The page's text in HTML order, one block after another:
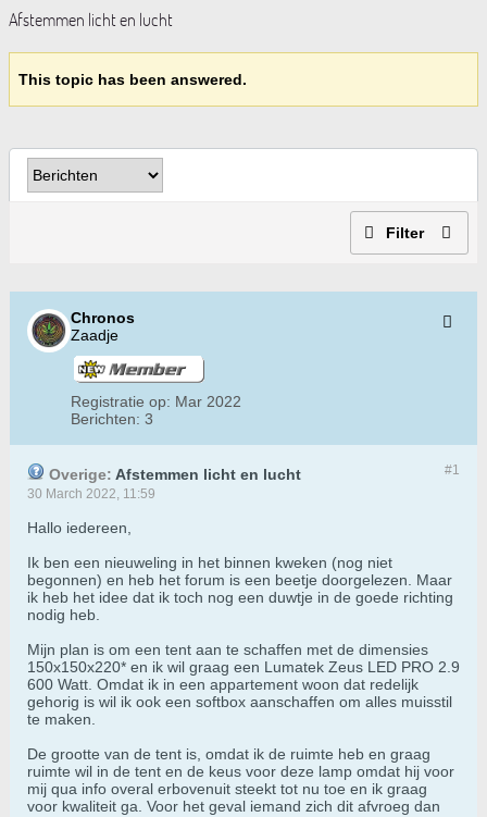
Afstemmen licht en lucht
This topic has been answered.
Filter
Chronos
Zaadje
Registratie op: Mar 2022
Berichten: 3
#1
Overige: Afstemmen licht en lucht
30 March 2022, 11:59
Hallo iedereen,
Ik ben een nieuweling in het binnen kweken (nog niet
begonnen) en heb het forum is een beetje doorgelezen. Maar
ik heb het idee dat ik toch nog een duwtje in de goede richting
nodig heb.
Mijn plan is om een tent aan te schaffen met de dimensies
150x150x220* en ik wil graag een Lumatek Zeus LED PRO 2.9
600 Watt. Omdat ik in een appartement woon dat redelijk
gehorig is wil ik ook een softbox aanschaffen om alles muisstil
te maken.
De grootte van de tent is, omdat ik de ruimte heb en graag
ruimte wil in de tent en de keus voor deze lamp omdat hij voor
mij qua info overal erbovenuit steekt tot nu toe en ik graag
voor kwaliteit ga. Voor het geval iemand zich dit afvroeg dan